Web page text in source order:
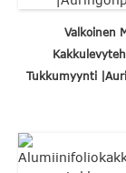
Valkoinen
Tukkumyynti